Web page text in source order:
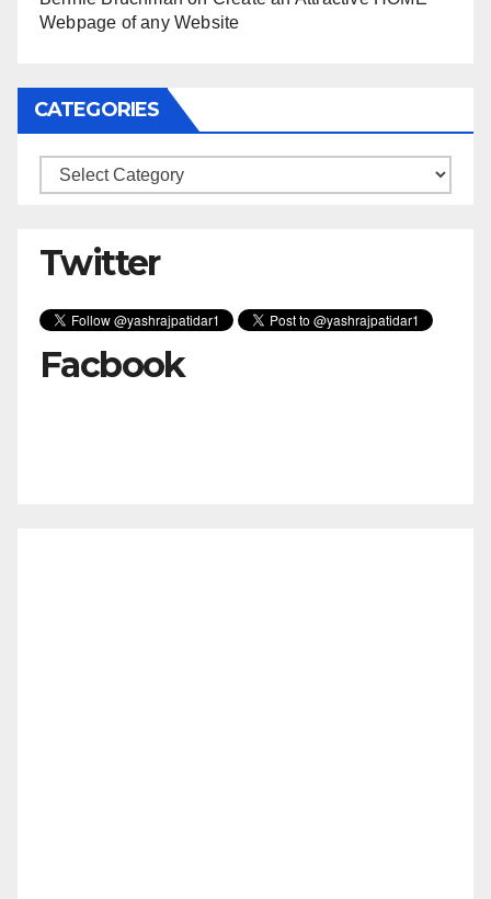
Webpage of any Website
CATEGORIES
Categories
Twitter
Facbook